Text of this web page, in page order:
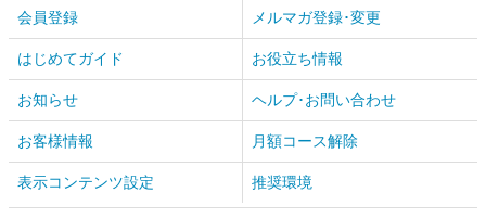
会員登録 メルマガ登録･変更
はじめてガイド お役立ち情報
お知らせ ヘルプ･お問い合わせ
お客様情報 月額コース解除
表示コンテンツ設定 推奨環境